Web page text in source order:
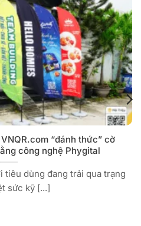
“đánh thức” cờ
công nghệ Phygital
tiêu dùng đang trải qua trạng
sức kỹ [...]